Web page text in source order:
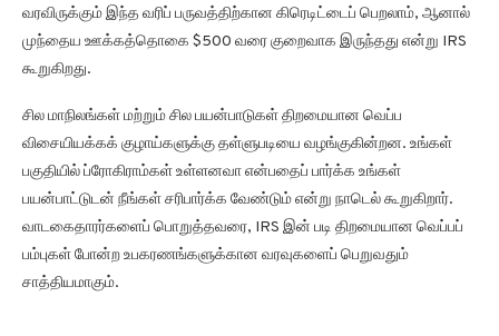
வரவிருக்கும் இந்த வரிப் பருவத்திற்கான கிரெடிட்டைப் பெறலாம், ஆனால்
முந்தைய ஊக்கத்தொகை $500 வரை குறைவாக இருந்தது என்று IRS
கூறுகிறது.
சில மாநிலங்கள் மற்றும் சில பயன்பாடுகள் திறமையான வெப்ப
விசையியக்கக் குழாய்களுக்கு தள்ளுபடியை வழங்குகின்றன. உங்கள்
பகுதியில் ப்ரோகிராம்கள் உள்ளனவா என்பதைப் பார்க்க உங்கள்
பயன்பாட்டுடன் நீங்கள் சரிபார்க்க வேண்டும் என்று நாடெல் கூறுகிறார்.
வாடகைதாரர்களைப் பொறுத்தவரை, IRS இன் படி திறமையான வெப்பப்
பம்புகள் போன்ற உபகரணங்களுக்கான வரவுகளைப் பெறுவதும்
சாத்தியமாகும்.